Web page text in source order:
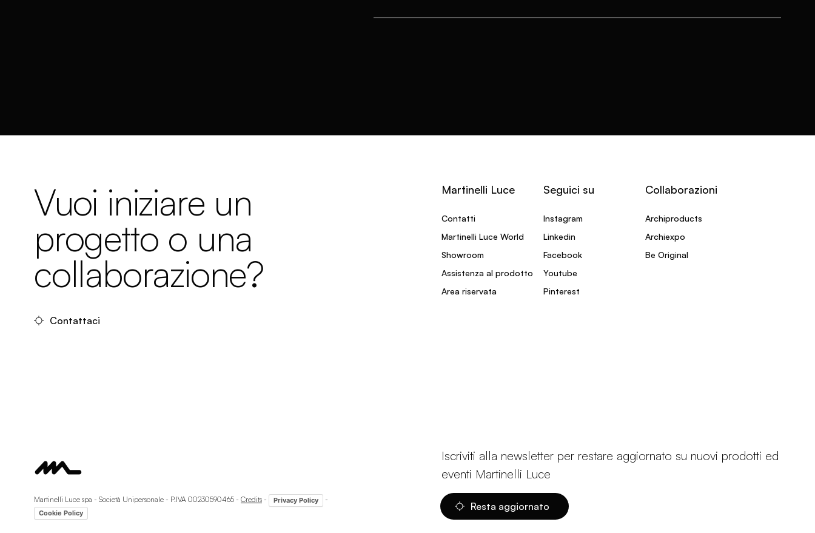
Vuoi iniziare un
progetto o una
collaborazione?
Contattaci
Martinelli Luce
Contatti
Martinelli Luce World
Showroom
Assistenza al prodotto
Area riservata
Seguici su
Instagram
Linkedin
Facebook
Youtube
Pinterest
Collaborazioni
Archiproducts
Archiexpo
Be Original
Iscriviti alla newsletter per restare aggiornato su nuovi prodotti ed
eventi Martinelli Luce
Resta aggiornato
Martinelli Luce spa - Società Unipersonale - P.IVA 00230590465 - Credits - Privacy Policy -
Cookie Policy